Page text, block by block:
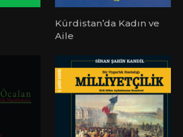
Kürdistan’da Kadın ve
Aile